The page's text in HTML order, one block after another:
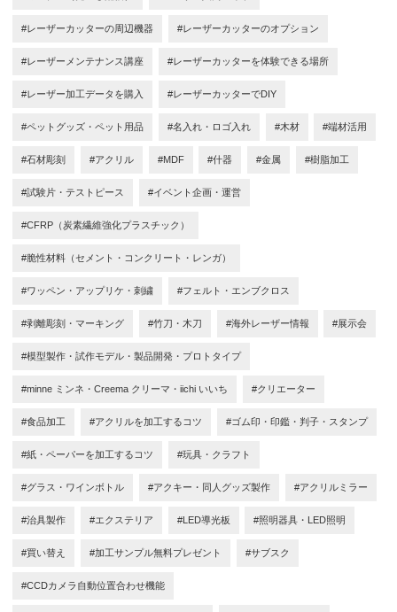
#レーザーカッターの周辺機器 #レーザーカッターのオプション
#レーザーメンテナンス講座 #レーザーカッターを体験できる場所
#レーザー加工データを購入 #レーザーカッターでDIY
#ペットグッズ・ペット用品 #名入れ・ロゴ入れ #木材 #端材活用
#石材彫刻 #アクリル #MDF #什器 #金属 #樹脂加工
#試験片・テストピース #イベント企画・運営
#CFRP（炭素繊維強化プラスチック）
#脆性材料（セメント・コンクリート・レンガ）
#ワッペン・アップリケ・刺繍 #フェルト・エンブクロス
#剥離彫刻・マーキング #竹刀・木刀 #海外レーザー情報 #展示会
#模型製作・試作モデル・製品開発・プロトタイプ
#minne ミンネ・Creema クリーマ・iichi いいち #クリエーター
#食品加工 #アクリルを加工するコツ #ゴム印・印鑑・判子・スタンプ
#紙・ペーパーを加工するコツ #玩具・クラフト
#グラス・ワインボトル #アクキー・同人グッズ製作 #アクリルミラー
#治具製作 #エクステリア #LED導光板 #照明器具・LED照明
#買い替え #加工サンプル無料プレゼント #サブスク
#CCDカメラ自動位置合わせ機能